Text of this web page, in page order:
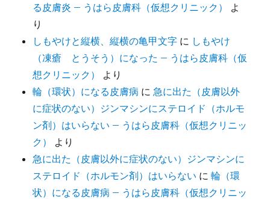
る皮膚炎 – うはら皮膚科（仮想クリニック）
よ
り
しもやけと縦横、縦横の亀甲文字 に しもやけ
（凍瘡 とうそう）になった – うはら皮膚科（仮
想クリニック）
より
輪（環状）になる皮膚病 に 急に出た（皮膚以外
に症状のない）ジンマシンにステロイド（ホルモ
ン剤）はいらない – うはら皮膚科（仮想クリニッ
ク）
より
急に出た（皮膚以外に症状のない）ジンマシンに
ステロイド（ホルモン剤）はいらない に輪（環
状）になる皮膚病 – うはら皮膚科（仮想クリニッ